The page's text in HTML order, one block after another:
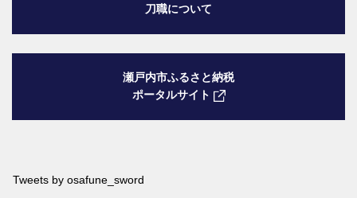
刀職について
瀬戸内市ふるさと納税
ポータルサイト
Tweets by osafune_sword